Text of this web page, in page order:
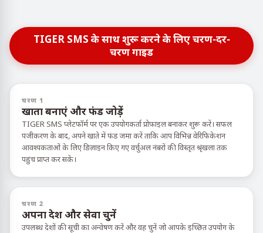
TIGER SMS के साथ शुरू करने के लिए चरण-दर-
चरण गाइड
चरण 1
खाता बनाएं और फंड जोड़ें
TIGER SMS प्लेटफॉर्म पर एक उपयोगकर्ता प्रोफ़ाइल बनाकर शुरू करें। सफल
पंजीकरण के बाद, अपने खाते में फंड जमा करें ताकि आप विभिन्न वेरिफिकेशन
आवश्यकताओं के लिए डिज़ाइन किए गए वर्चुअल नंबरों की विस्तृत श्रृंखला तक
पहुंच प्राप्त कर सकें।
चरण 2
अपना देश और सेवा चुनें
उपलब्ध देशों की सूची का अन्वेषण करें और वह चुनें जो आपके इच्छित उपयोग के